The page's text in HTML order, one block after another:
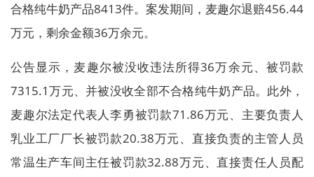
合格纯牛奶产品8413件。案发期间，麦趣尔退赔456.44
万元，剩余金额36万余元。
公告显示，麦趣尔被没收违法所得36万余元、被罚款
7315.1万元、并被没收全部不合格纯牛奶产品。此外，
麦趣尔法定代表人李勇被罚款71.86万元、主要负责人
乳业工厂厂长被罚款20.38万元、直接负责的主管人员
常温生产车间主任被罚款32.88万元、直接责任人员配